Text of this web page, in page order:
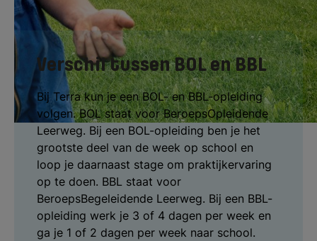
Verschil tussen BOL en BBL
Bij Terra kun je een BOL- en BBL-opleiding
volgen. BOL staat voor BeroepsOpleidende
Leerweg. Bij een BOL-opleiding ben je het
grootste deel van de week op school en
loop je daarnaast stage om praktijkervaring
op te doen. BBL staat voor
BeroepsBegeleidende Leerweg. Bij een BBL-
opleiding werk je 3 of 4 dagen per week en
ga je 1 of 2 dagen per week naar school.